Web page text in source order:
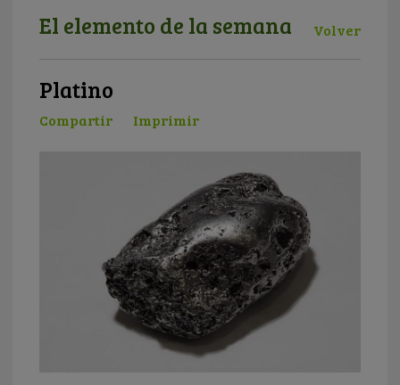
El elemento de la semana Volver
Platino
Compartir Imprimir